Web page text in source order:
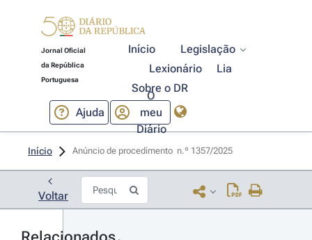
Jornal Oficial
da República
Portuguesa
Início
Legislação
Lexionário
Lia
Sobre o DR
Ajuda
O
meu
Diário
Início Anúncio de procedimento  n.º 1357/2025
Voltar